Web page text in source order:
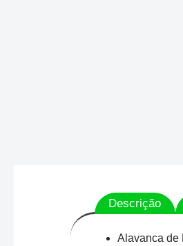
Descrição
Alavanca de